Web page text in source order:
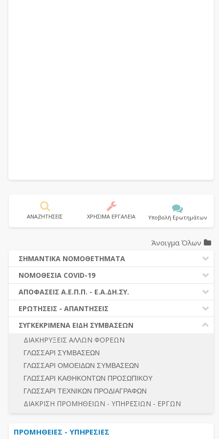
ΑΝΑΖΗΤΗΣΕΙΣ ΧΡΗΣΙΜΑ ΕΡΓΑΛΕΙΑ Υποβολή Ερωτημάτων
Άνοιγμα Όλων
ΣΗΜΑΝΤΙΚΑ ΝΟΜΟΘΕΤΗΜΑΤΑ
ΔΗΜΟΣΙΕΣ ΣΥΜΒΑΣΕΙΣ (Ν. 4412/2016)
ΔΗΜΟΤΙΚΟΣ ΚΩΔΙΚΑΣ (Ν.3463/2006)
ΚΑΛΛΙΚΡΑΤΗΣ (Ν.3852/2010)
ΝΟΜΟΘΕΣΙΑ - ΝΟΜΟΛΟΓΙΑ (ΣΥΝΟΛΟ)
ΝΟΜΟΘΕΣΙΑ COVID-19
ΝΟΜΟΘΕΣΙΑ - ΝΟΜΟΛΟΓΙΑ COVID -19
ΕΡΩΤΗΣΕΙΣ - ΑΠΑΝΤΗΣΕΙΣ
ΑΠΟΦΑΣΕΙΣ Α.Ε.Π.Π. - Ε.Α.ΔΗ.ΣΥ.
ΠΡΟΔΙΚΑΣΤΙΚΗ ΠΡΟΣΦΥΓΗ
ΓΕΝΙΚΟΙ ΚΑΝΟΝΕΣ
ΔΙΚΑΙΟΥΜΕΝΟΙ ΣΥΜΜΕΤΟΧΗΣ
ΠΡΟΣΦΟΡΕΣ – ΔΙΚΑΙΟΛΟΓΗΤΙΚΑ ΣΥΜΜΕΤΟΧΗΣ
ΔΙΕΞΑΓΩΓΗ ΔΙΑΔΙΚΑΣΙΑΣ
ΕΣΗΔΗΣ – ΚΗΜΔΗΣ
ΠΕΡΙΛΗΨΕΙΣ ΑΠΟΦΑΣΕΩΝ Α.Ε.Π.Π. - Ε.Α.ΔΗ.ΣΥ.
ΣΥΝΟΛΟ
ΕΡΩΤΗΣΕΙΣ - ΑΠΑΝΤΗΣΕΙΣ
Ν. 4782/2021 - ΤΡΟΠΟΠΟΙΗΣΗ 4412/2016
ΔΙΕΞΑΓΩΓΗ ΔΙΑΔΙΚΑΣΙΑΣ
ΔΙΑΔΙΚΑΣΙΕΣ ΑΝΑΘΕΣΗΣ
ΓΕΝΙΚΟΙ ΚΑΝΟΝΕΣ
ΠΡΟΕΤΟΙΜΑΣΙΑ - ΔΗΜΟΣΙΟΤΗΤΑ
ΛΟΓΟΙ ΑΠΟΚΛΕΙΣΜΟΥ-ΔΙΚΑΙΟΥΜΕΝΟΙ ΣΥΜΜΕΤΟΧΗΣ
ΠΡΟΣΦΟΡΕΣ - ΔΙΚΑΙΟΛΟΓΗΤΙΚΑ ΣΥΜΜΕΤΟΧΗΣ
ΣΥΓΚΕΚΡΙΜΕΝΑ ΕΙΔΗ ΣΥΜΒΑΣΕΩΝ
ΔΙΑΚΗΡΥΞΕΙΣ ΑΛΛΩΝ ΦΟΡΕΩΝ
ΓΛΩΣΣΑΡΙ ΣΥΜΒΑΣΕΩΝ
ΓΛΩΣΣΑΡΙ ΟΜΟΕΙΔΩΝ ΣΥΜΒΑΣΕΩΝ
ΓΛΩΣΣΑΡΙ ΚΑΘΗΚΟΝΤΩΝ ΠΡΟΣΩΠΙΚΟΥ
ΓΛΩΣΣΑΡΙ ΤΕΧΝΙΚΩΝ ΠΡΟΔΙΑΓΡΑΦΩΝ
ΔΙΑΚΡΙΣΗ ΠΡΟΜΗΘΕΙΩΝ - ΥΠΗΡΕΣΙΩΝ - ΕΡΓΩΝ
ΠΡΟΜΗΘΕΙΕΣ - ΥΠΗΡΕΣΙΕΣ